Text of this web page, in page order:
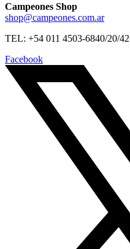
Campeones Shop
shop@campeones.com.ar
TEL: +54 011 4503-6840/20/42
Facebook